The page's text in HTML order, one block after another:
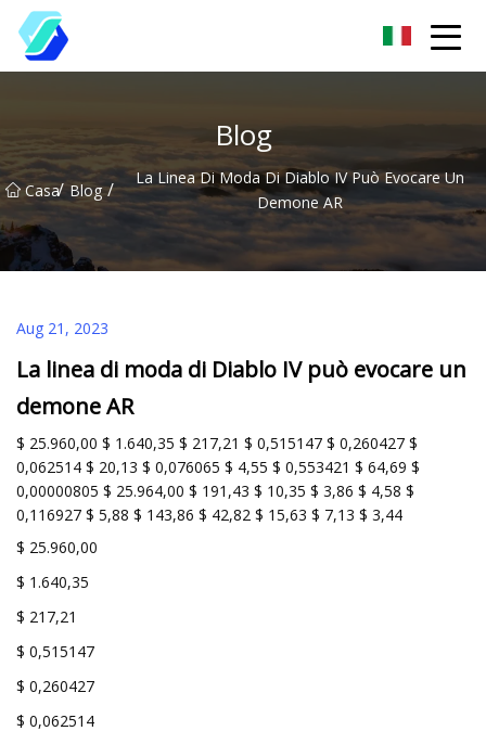
Blog
Casa/ Blog /
La Linea Di Moda Di Diablo IV Può Evocare Un
Demone AR
Aug 21, 2023
La linea di moda di Diablo IV può evocare un
demone AR
$ 25.960,00 $ 1.640,35 $ 217,21 $ 0,515147 $ 0,260427 $
0,062514 $ 20,13 $ 0,076065 $ 4,55 $ 0,553421 $ 64,69 $
0,00000805 $ 25.964,00 $ 191,43 $ 10,35 $ 3,86 $ 4,58 $
0,116927 $ 5,88 $ 143,86 $ 42,82 $ 15,63 $ 7,13 $ 3,44
$ 25.960,00
$ 1.640,35
$ 217,21
$ 0,515147
$ 0,260427
$ 0,062514